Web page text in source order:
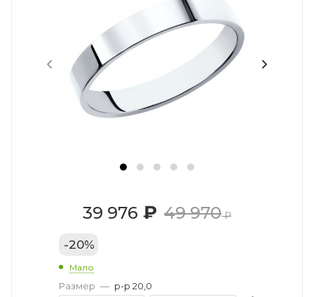
39 976 ₽ 49 970₽
-20%
Мало
Размер — р-р 20,0